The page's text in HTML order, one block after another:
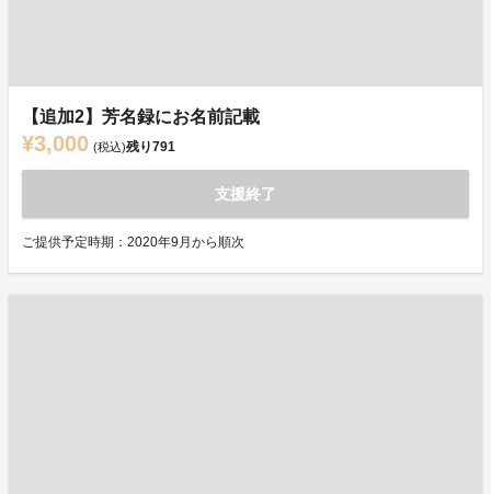
【追加2】芳名録にお名前記載
¥3,000 (税込)残り791
支援終了
ご提供予定時期：2020年9月から順次